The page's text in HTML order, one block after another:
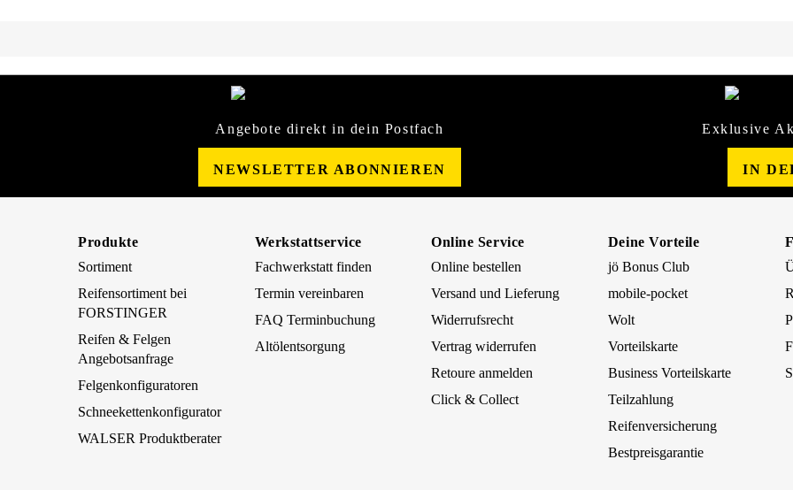
Angebote direkt in dein Postfach
NEWSLETTER ABONNIEREN
Exklusive
IN
Produkte
Sortiment
Reifensortiment bei
FORSTINGER
Reifen & Felgen
Angebotsanfrage
Felgenkonfiguratoren
Schneekettenkonfigurator
WALSER Produktberater
Werkstattservice
Fachwerkstatt finden
Termin vereinbaren
FAQ Terminbuchung
Altölentsorgung
Online Service
Online bestellen
Versand und Lieferung
Widerrufsrecht
Vertrag widerrufen
Retoure anmelden
Click & Collect
Deine Vorteile
jö Bonus Club
mobile-pocket
Wolt
Vorteilskarte
Business Vorteilskarte
Teilzahlung
Reifenversicherung
Bestpreisgarantie